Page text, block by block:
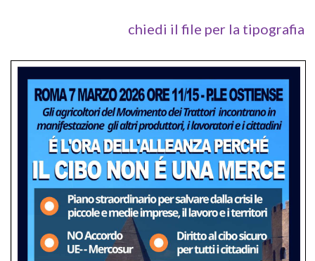
chiedi il file per la tipografia